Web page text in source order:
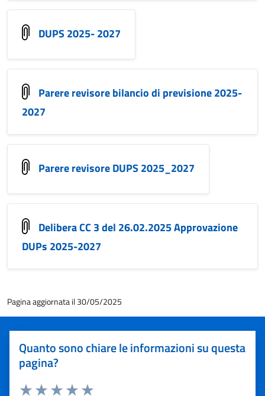
DUPS 2025- 2027
Parere revisore bilancio di previsione 2025-
2027
Parere revisore DUPS 2025_2027
Delibera CC 3 del 26.02.2025 Approvazione
DUPs 2025-2027
Pagina aggiornata il 30/05/2025
Quanto sono chiare le informazioni su questa
pagina?